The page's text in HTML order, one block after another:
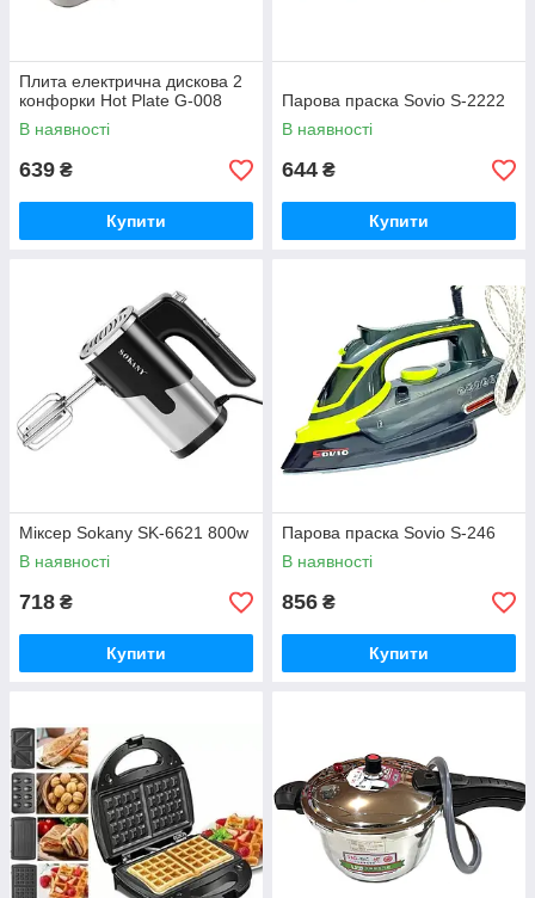
Плита електрична дискова 2
конфорки Hot Plate G-008
В наявності
639 ₴
Купити
Парова праска Sovio S-2222
В наявності
644 ₴
Купити
Міксер Sokany SK-6621 800w
В наявності
718 ₴
Купити
Парова праска Sovio S-246
В наявності
856 ₴
Купити